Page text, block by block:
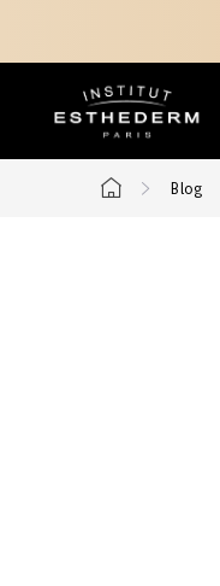
obsah
Domov
Blog